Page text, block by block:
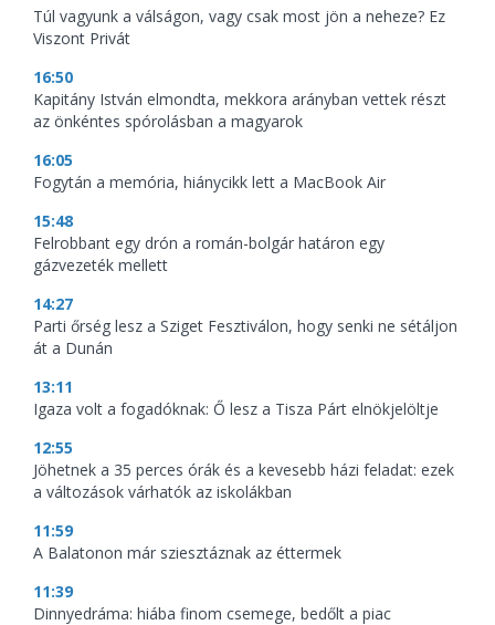
Túl vagyunk a válságon, vagy csak most jön a neheze? Ez
Viszont Privát
16:50
Kapitány István elmondta, mekkora arányban vettek részt
az önkéntes spórolásban a magyarok
16:05
Fogytán a memória, hiánycikk lett a MacBook Air
15:48
Felrobbant egy drón a román-bolgár határon egy
gázvezeték mellett
14:27
Parti őrség lesz a Sziget Fesztiválon, hogy senki ne sétáljon
át a Dunán
13:11
Igaza volt a fogadóknak: Ő lesz a Tisza Párt elnökjelöltje
12:55
Jöhetnek a 35 perces órák és a kevesebb házi feladat: ezek
a változások várhatók az iskolákban
11:59
A Balatonon már sziesztáznak az éttermek
11:39
Dinnyedráma: hiába finom csemege, bedőlt a piac